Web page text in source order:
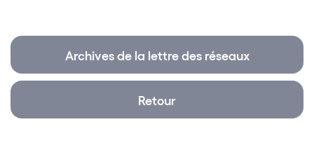
2006
Chargée de travaux dirigés
UNIVERSITE DE NANCY II ET UFR AES NANCY
2005 - 2007
Archives de la lettre des réseaux
Retour